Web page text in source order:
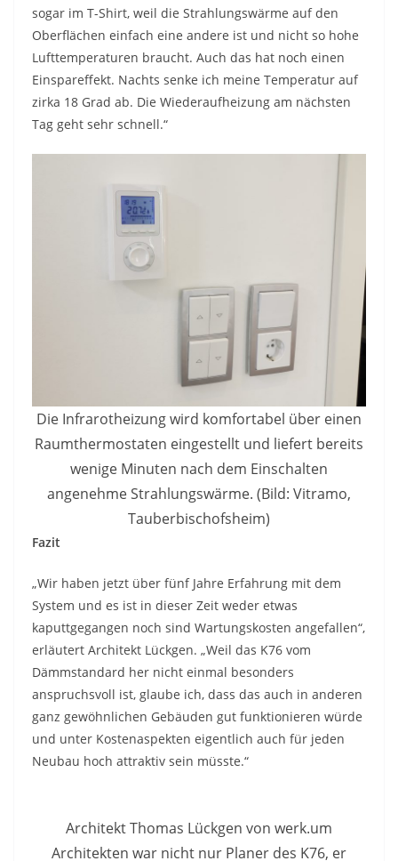
sogar im T-Shirt, weil die Strahlungswärme auf den
Oberflächen einfach eine andere ist und nicht so hohe
Lufttemperaturen braucht. Auch das hat noch einen
Einspareffekt. Nachts senke ich meine Temperatur auf
zirka 18 Grad ab. Die Wiederaufheizung am nächsten
Tag geht sehr schnell.“
Die Infrarotheizung wird komfortabel über einen
Raumthermostaten eingestellt und liefert bereits
wenige Minuten nach dem Einschalten
angenehme Strahlungswärme. (Bild: Vitramo,
Tauberbischofsheim)
Fazit
„Wir haben jetzt über fünf Jahre Erfahrung mit dem
System und es ist in dieser Zeit weder etwas
kaputtgegangen noch sind Wartungskosten angefallen“,
erläutert Architekt Lückgen. „Weil das K76 vom
Dämmstandard her nicht einmal besonders
anspruchsvoll ist, glaube ich, dass das auch in anderen
ganz gewöhnlichen Gebäuden gut funktionieren würde
und unter Kostenaspekten eigentlich auch für jeden
Neubau hoch attraktiv sein müsste.“
Architekt Thomas Lückgen von werk.um
Architekten war nicht nur Planer des K76, er